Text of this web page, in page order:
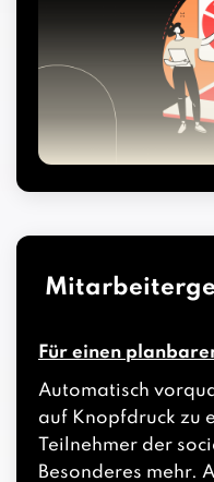
Für einen
Automatisch
auf Knopfdruck zu
Teilnehmer der
Besonderes mehr.